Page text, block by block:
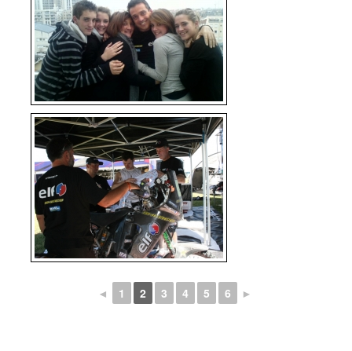
◄ 1 2 3 4 5 6 ►